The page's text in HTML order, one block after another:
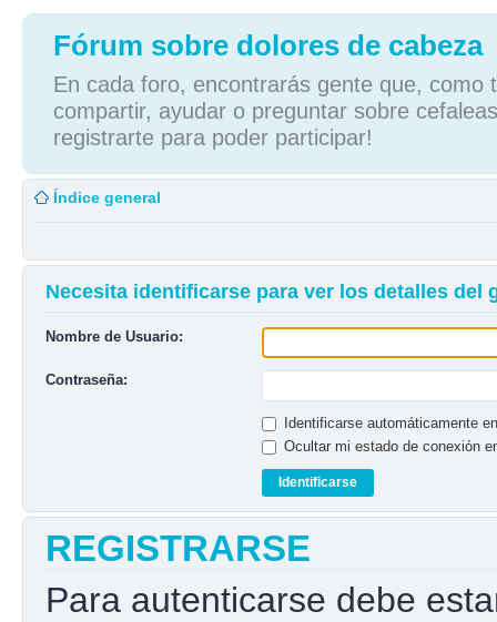
Fórum sobre dolores de cabeza
En cada foro, encontrarás gente que, como
compartir, ayudar o preguntar sobre
registrarte para poder participar!
Índice general
Necesita identificarse para ver los detalles del
Nombre de Usuario:
Contraseña:
Identificarse automáticamente
Ocultar mi estado de conexión
REGISTRARSE
Para autenticarse debe